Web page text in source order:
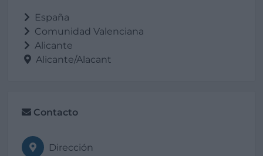
España
Comunidad Valenciana
Alicante
Alicante/Alacant
Contacto
Dirección